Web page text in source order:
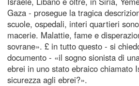
Gaza - prosegue la tragica
scuole, ospedali, interi quartieri
macerie. Malattie, fame e
sovrane». £ in tutto questo - si
documento - «il sogno sionista di
ebrei in uno stato ebraico chiamato
sicurezza agli ebrei?».